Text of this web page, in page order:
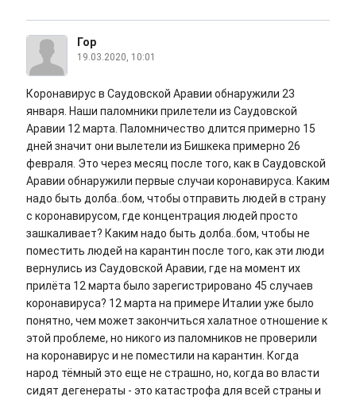
Гор
19.03.2020, 10:01
Коронавирус в Саудовской Аравии обнаружили 23
января. Наши паломники прилетели из Саудовской
Аравии 12 марта. Паломничество длится примерно 15
дней значит они вылетели из Бишкека примерно 26
февраля. Это через месяц после того, как в Саудовской
Аравии обнаружили первые случаи коронавируса. Каким
надо быть долба..бом, чтобы отправить людей в страну
с коронавирусом, где концентрация людей просто
зашкаливает? Каким надо быть долба..бом, чтобы не
поместить людей на карантин после того, как эти люди
вернулись из Саудовской Аравии, где на момент их
прилёта 12 марта было зарегистрировано 45 случаев
коронавируса? 12 марта на примере Италии уже было
понятно, чем может закончиться халатное отношение к
этой проблеме, но никого из паломников не проверили
на коронавирус и не поместили на карантин. Когда
народ тёмный это еще не страшно, но, когда во власти
сидят дегенераты - это катастрофа для всей страны и